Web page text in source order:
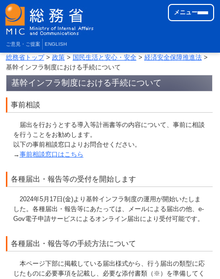
ご意見・ご提案 ENGLISH
メニュー
総務省トップ> 政策> 国民生活と安心・安全> 経済安全保障推進法>
基幹インフラ制度における手続について
基幹インフラ制度における手続について
事前相談
届出を行おうとする導入等計画書等の内容について、事前に相談
を行うことをお勧めします。
以下の事前相談窓口よりお問合せください。
→事前相談窓口はこちら
各種届出・報告等の受付を開始します
2024年5月17日(金)より基幹インフラ制度の運用が開始いたしま
した。各種届出・報告等にあたっては、メールによる届出の他、e-
Gov電子申請サービスによるオンライン届出により受付可能です。
各種届出・報告等の手続方法について
本ページ下部に掲載している届出様式から、行う届出の類型に応
じたものに必要事項を記載し、必要な添付書類（※）を準備してく